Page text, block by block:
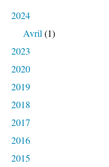
2024
Avril (1)
2023
2020
2019
2018
2017
2016
2015